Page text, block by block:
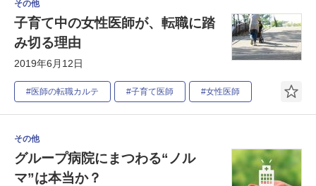
その他
子育て中の女性医師が、転職に踏
み切る理由
2019年6月12日
#医師の転職カルテ #子育て医師 #女性医師
その他
グループ病院にまつわる“ノル
マ”は本当か？